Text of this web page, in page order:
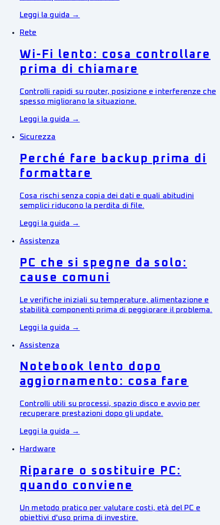
Leggi la guida →
Rete
Wi-Fi lento: cosa controllare
prima di chiamare
Controlli rapidi su router, posizione e interferenze che
spesso migliorano la situazione.
Leggi la guida →
Sicurezza
Perché fare backup prima di
formattare
Cosa rischi senza copia dei dati e quali abitudini
semplici riducono la perdita di file.
Leggi la guida →
Assistenza
PC che si spegne da solo:
cause comuni
Le verifiche iniziali su temperature, alimentazione e
stabilità componenti prima di peggiorare il problema.
Leggi la guida →
Assistenza
Notebook lento dopo
aggiornamento: cosa fare
Controlli utili su processi, spazio disco e avvio per
recuperare prestazioni dopo gli update.
Leggi la guida →
Hardware
Riparare o sostituire PC:
quando conviene
Un metodo pratico per valutare costi, età del PC e
obiettivi d'uso prima di investire.